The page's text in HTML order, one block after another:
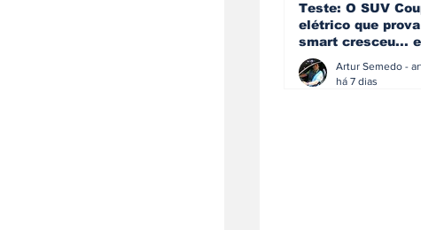
Teste: O SUV
elétrico que
smart cresceu... e
amadureceu
há 7 dias